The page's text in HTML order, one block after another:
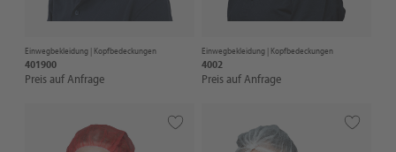
Einwegbekleidung | Kopfbedeckungen
401900
Preis auf Anfrage
Einwegbekleidung | Kopfbedeckungen
4002
Preis auf Anfrage